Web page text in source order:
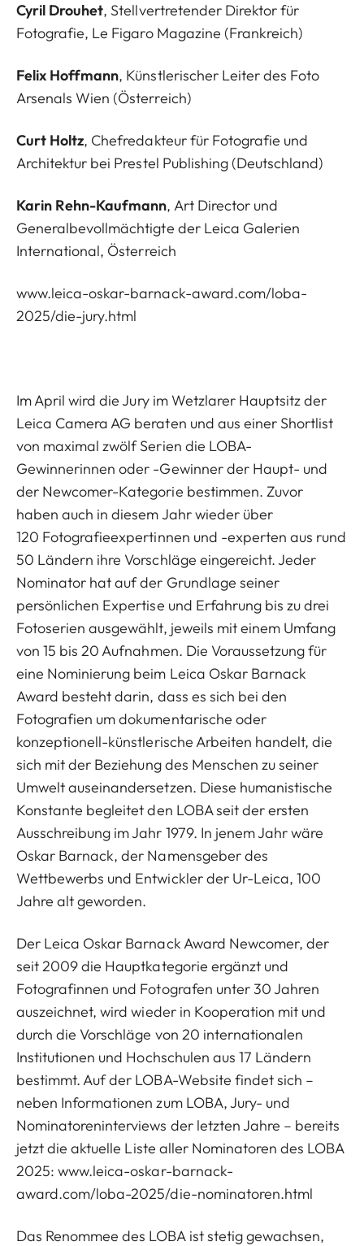
Cyril Drouhet, Stellvertretender Direktor für
Fotografie, Le Figaro Magazine (Frankreich)
Felix Hoffmann, Künstlerischer Leiter des Foto
Arsenals Wien (Österreich)
Curt Holtz, Chefredakteur für Fotografie und
Architektur bei Prestel Publishing (Deutschland)
Karin Rehn-Kaufmann, Art Director und
Generalbevollmächtigte der Leica Galerien
International, Österreich
www.leica-oskar-barnack-award.com/loba-
2025/die-jury.html
Im April wird die Jury im Wetzlarer Hauptsitz der
Leica Camera AG beraten und aus einer Shortlist
von maximal zwölf Serien die LOBA-
Gewinnerinnen oder -Gewinner der Haupt- und
der Newcomer-Kategorie bestimmen. Zuvor
haben auch in diesem Jahr wieder über
120 Fotografieexpertinnen und -experten aus rund
50 Ländern ihre Vorschläge eingereicht. Jeder
Nominator hat auf der Grundlage seiner
persönlichen Expertise und Erfahrung bis zu drei
Fotoserien ausgewählt, jeweils mit einem Umfang
von 15 bis 20 Aufnahmen. Die Voraussetzung für
eine Nominierung beim Leica Oskar Barnack
Award besteht darin, dass es sich bei den
Fotografien um dokumentarische oder
konzeptionell-künstlerische Arbeiten handelt, die
sich mit der Beziehung des Menschen zu seiner
Umwelt auseinandersetzen. Diese humanistische
Konstante begleitet den LOBA seit der ersten
Ausschreibung im Jahr 1979. In jenem Jahr wäre
Oskar Barnack, der Namensgeber des
Wettbewerbs und Entwickler der Ur-Leica, 100
Jahre alt geworden.
Der Leica Oskar Barnack Award Newcomer, der
seit 2009 die Hauptkategorie ergänzt und
Fotografinnen und Fotografen unter 30 Jahren
auszeichnet, wird wieder in Kooperation mit und
durch die Vorschläge von 20 internationalen
Institutionen und Hochschulen aus 17 Ländern
bestimmt. Auf der LOBA-Website findet sich –
neben Informationen zum LOBA, Jury- und
Nominatoreninterviews der letzten Jahre – bereits
jetzt die aktuelle Liste aller Nominatoren des LOBA
2025:www.leica-oskar-barnack-
award.com/loba-2025/die-nominatoren.html
Das Renommee des LOBA ist stetig gewachsen,